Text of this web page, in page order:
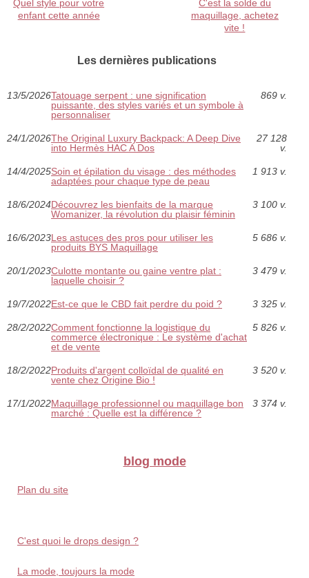
Quel style pour votre
enfant cette année
C'est la solde du
maquillage, achetez
vite !
Les dernières publications
13/5/2026Tatouage serpent : une signification
puissante, des styles variés et un symbole à
personnaliser
869 v.
24/1/2026The Original Luxury Backpack: A Deep Dive
into Hermès HAC A Dos
27 128
v.
14/4/2025Soin et épilation du visage : des méthodes
adaptées pour chaque type de peau
1 913 v.
18/6/2024Découvrez les bienfaits de la marque
Womanizer, la révolution du plaisir féminin
3 100 v.
16/6/2023Les astuces des pros pour utiliser les
produits BYS Maquillage
5 686 v.
20/1/2023Culotte montante ou gaine ventre plat :
laquelle choisir ?
3 479 v.
19/7/2022Est-ce que le CBD fait perdre du poid ? 3 325 v.
28/2/2022Comment fonctionne la logistique du
commerce électronique : Le système d'achat
et de vente
5 826 v.
18/2/2022Produits d'argent colloïdal de qualité en
vente chez Origine Bio !
3 520 v.
17/1/2022Maquillage professionnel ou maquillage bon
marché : Quelle est la différence ?
3 374 v.
blog mode
Plan du site
C'est quoi le drops design ?
La mode, toujours la mode